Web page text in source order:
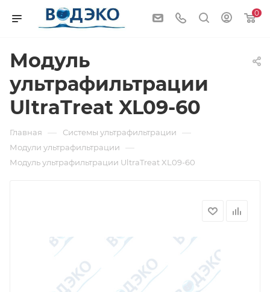
0
Модуль
ультрафильтрации
UltraTreat XL09-60
Главная — Системы ультрафильтрации —
Модули ультрафильтрации —
Модуль ультрафильтрации UltraTreat XL09-60